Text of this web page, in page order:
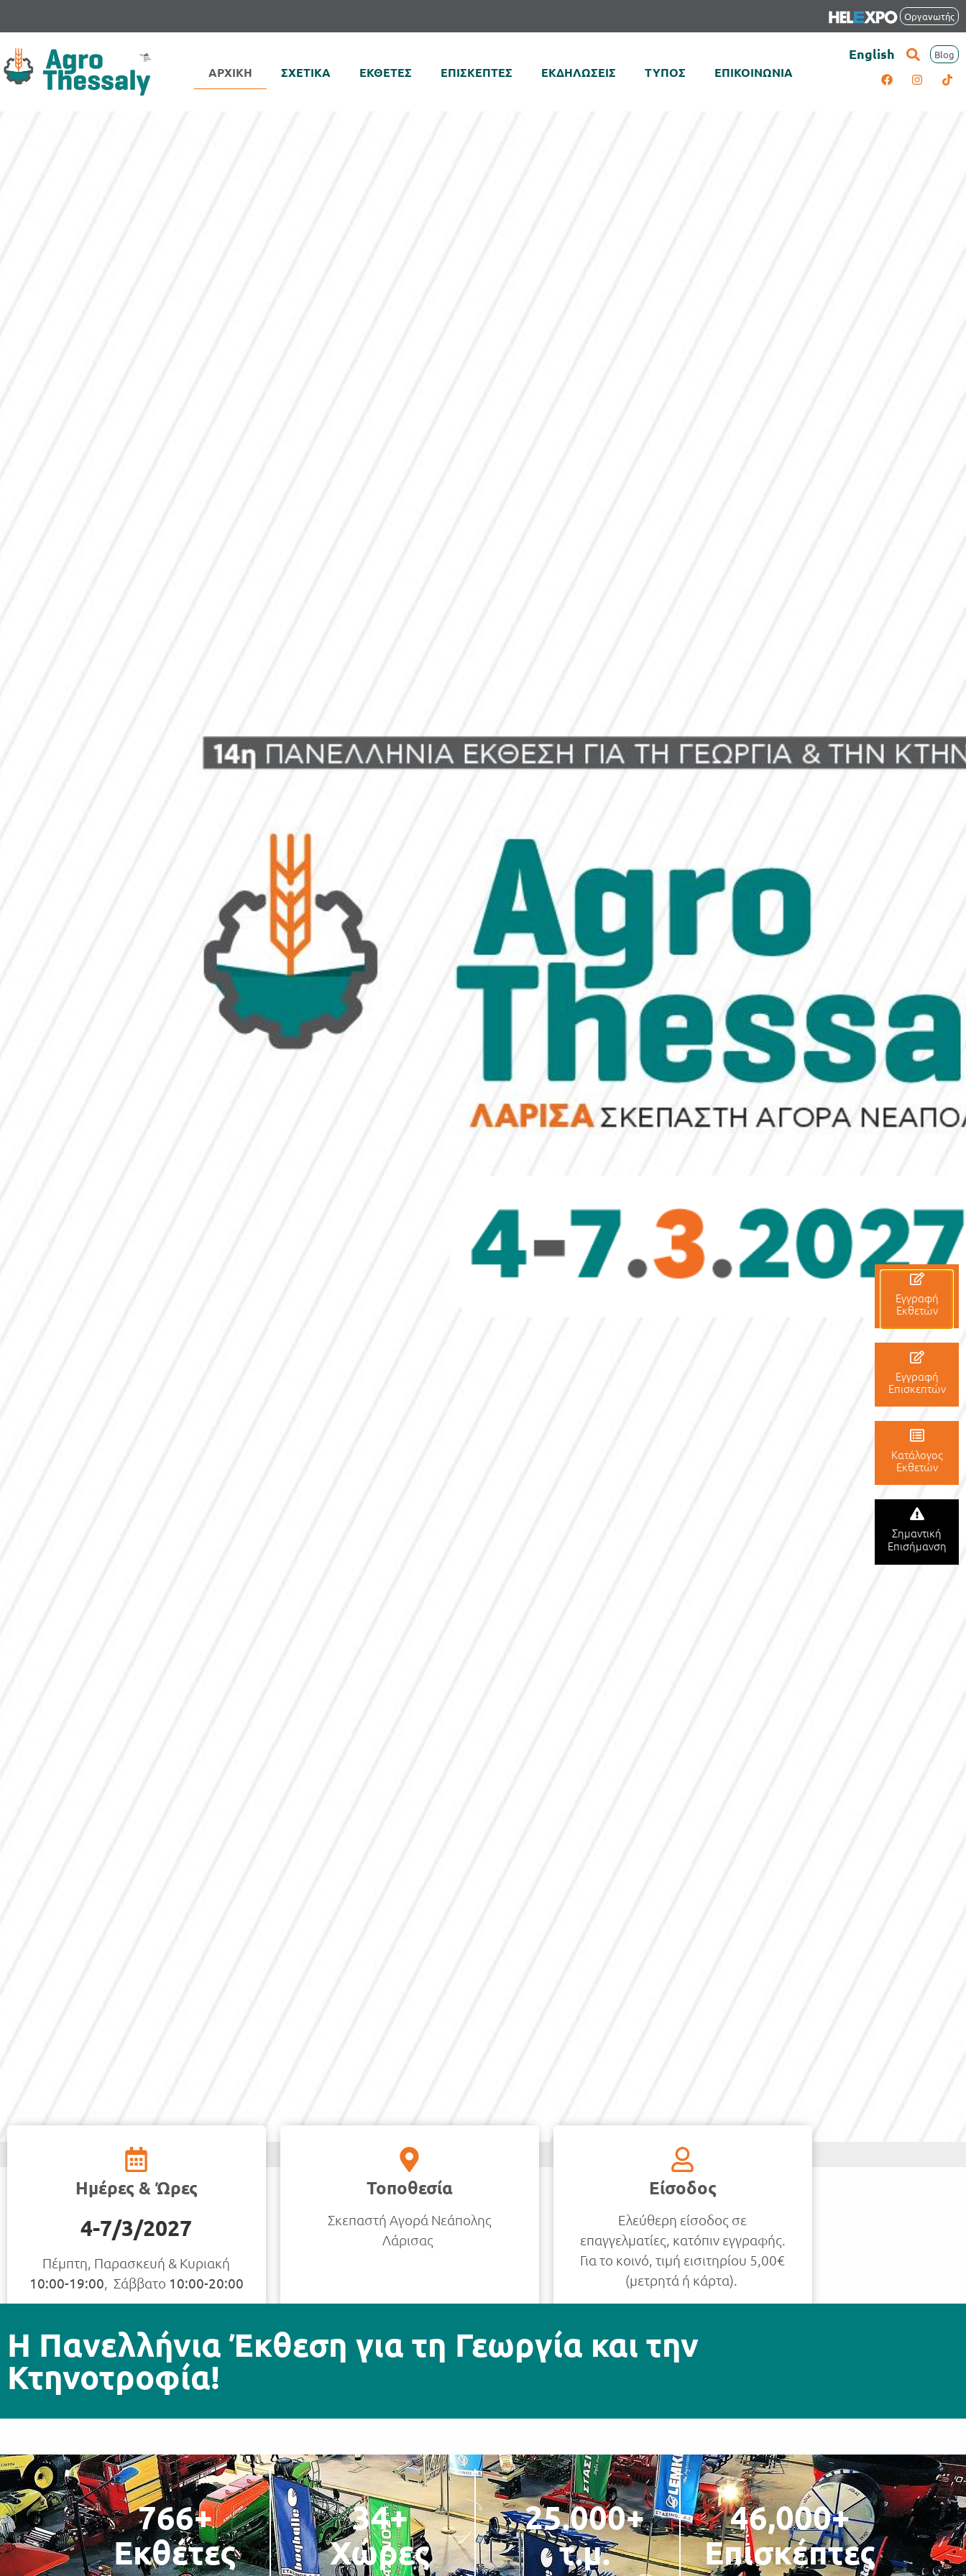
Οργανωτής
ΑΡΧΙΚΗ ΣΧΕΤΙΚΑ ΕΚΘΕΤΕΣ ΕΠΙΣΚΕΠΤΕΣ ΕΚΔΗΛΩΣΕΙΣ ΤΥΠΟΣ ΕΠΙΚΟΙΝΩΝΙΑ
English Blog
Ημέρες & Ώρες
4-7/3/2027
Πέμπτη, Παρασκευή & Κυριακή
10:00-19:00, ​ Σάββατο 10:00-20:00​
Τοποθεσία
Σκεπαστή Αγορά Νεάπολης
Λάρισας
Είσοδος
Ελεύθερη είσοδος σε
επαγγελματίες, κατόπιν εγγραφής.
Για το κοινό, τιμή εισιτηρίου 5,00€
(μετρητά ή κάρτα).
H Πανελλήνια Έκθεση για τη Γεωργία και την
Κτηνοτροφία!
766+
Εκθέτες
34+
Χώρες
25.000+
τ.μ.
46,000+
Επισκέπτες
Εγγραφή
Εκθετών
Εγγραφή
Επισκεπτών
Κατάλογος
Εκθετών
Σημαντική
Επισήμανση